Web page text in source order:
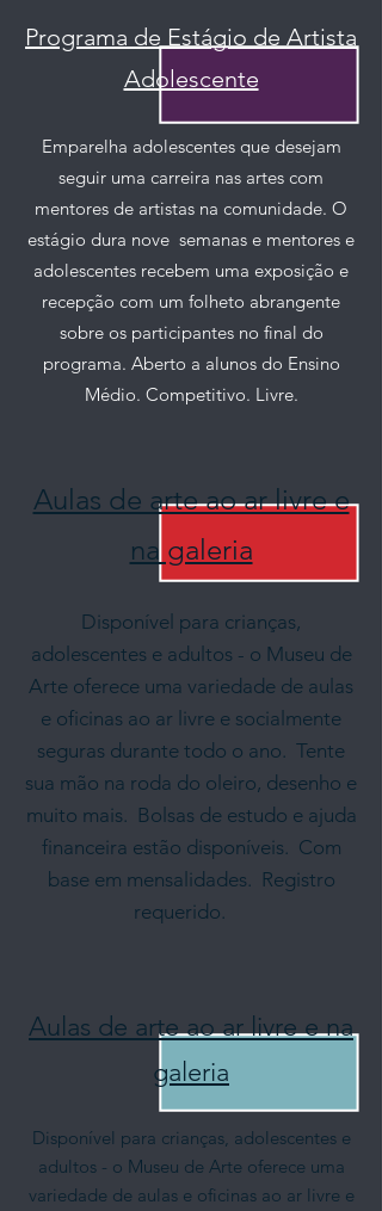
Programa de Estágio de Artista
Adolescente
Emparelha adolescentes que desejam
seguir uma carreira nas artes com
mentores de artistas na comunidade. O
estágio dura nove semanas e mentores e
adolescentes recebem uma exposição e
recepção com um folheto abrangente
sobre os participantes no final do
programa. Aberto a alunos do Ensino
Médio. Competitivo. Livre.
Aulas de arte ao ar livre e
na galeria
Disponível para crianças,
adolescentes e adultos - o Museu de
Arte oferece uma variedade de aulas
e oficinas ao ar livre e socialmente
seguras durante todo o ano. Tente
sua mão na roda do oleiro, desenho e
muito mais. Bolsas de estudo e ajuda
financeira estão disponíveis. Com
base em mensalidades. Registro
requerido.
Aulas de arte ao ar livre e na
galeria
Disponível para crianças, adolescentes e
adultos - o Museu de Arte oferece uma
variedade de aulas e oficinas ao ar livre e